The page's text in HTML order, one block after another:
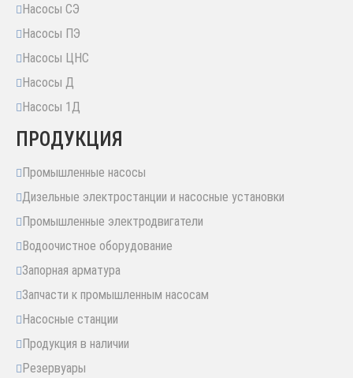
Насосы СЭ
Насосы ПЭ
Насосы ЦНС
Насосы Д
Насосы 1Д
ПРОДУКЦИЯ
Промышленные насосы
Дизельные электростанции и насосные установки
Промышленные электродвигатели
Водоочистное оборудование
Запорная арматура
Запчасти к промышленным насосам
Насосные станции
Продукция в наличии
Резервуары